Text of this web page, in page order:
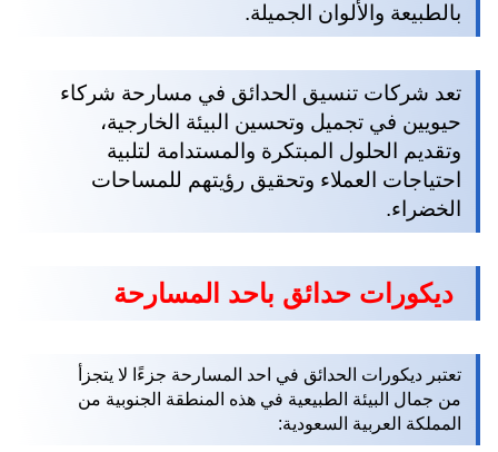
بالطبيعة والألوان الجميلة.
تعد شركات تنسيق الحدائق في مسارحة شركاء
حيويين في تجميل وتحسين البيئة الخارجية،
وتقديم الحلول المبتكرة والمستدامة لتلبية
احتياجات العملاء وتحقيق رؤيتهم للمساحات
الخضراء.
ديكورات حدائق باحد المسارحة
تعتبر ديكورات الحدائق في احد المسارحة جزءًا لا يتجزأ
من جمال البيئة الطبيعية في هذه المنطقة الجنوبية من
المملكة العربية السعودية: